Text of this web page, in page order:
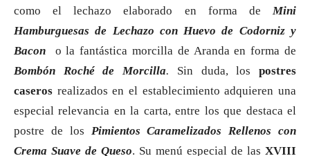
como el lechazo elaborado en forma deMini
Hamburguesas de Lechazo con Huevo de Codorniz y
Bacon o la fantástica morcilla de Aranda en forma de
Bombón Roché de Morcilla. Sin duda, lospostres
caseros realizados en el establecimiento adquieren una
especial relevancia en la carta, entre los que destaca el
postre de los Pimientos Caramelizados Rellenos con
Crema Suave de Queso. Su menú especial de las XVIII